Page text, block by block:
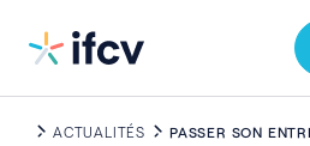
Navigation
ACTUALITÉS PASSER SON